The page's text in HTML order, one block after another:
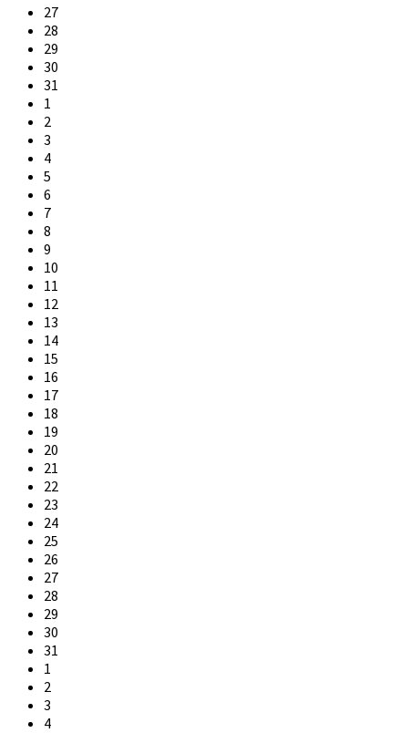
Skip
calendar
days
27
28
29
30
31
1
2
3
4
5
6
7
8
9
10
11
12
13
14
15
16
17
18
19
20
21
22
23
24
25
26
27
28
29
30
31
1
2
3
4